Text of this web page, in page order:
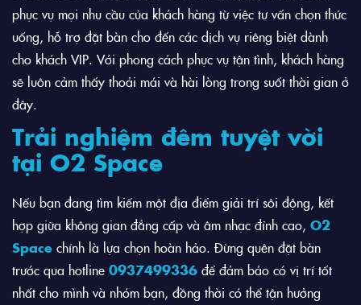
phục vụ mọi nhu cầu của khách hàng từ việc tư vấn chọn thức
uống, hỗ trợ đặt bàn cho đến các dịch vụ riêng biệt dành
cho khách VIP. Với phong cách phục vụ tận tình, khách hàng
sẽ luôn cảm thấy thoải mái và hài lòng trong suốt thời gian ở
đây.
Trải nghiệm đêm tuyệt vời
tại O2 Space
Nếu bạn đang tìm kiếm một địa điểm giải trí sôi động, kết
hợp giữa không gian đẳng cấp và âm nhạc đỉnh cao, O2
Space chính là lựa chọn hoàn hảo. Đừng quên đặt bàn
trước qua hotline 0937499336 để đảm bảo có vị trí tốt
nhất cho mình và nhóm bạn, đồng thời có thể tận hưởng